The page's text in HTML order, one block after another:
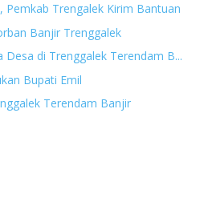
Pemkab Trengalek Kirim Bantuan
Banjir Trenggalek
Desa di Trenggalek Terendam B...
Bupati Emil
Terendam Banjir